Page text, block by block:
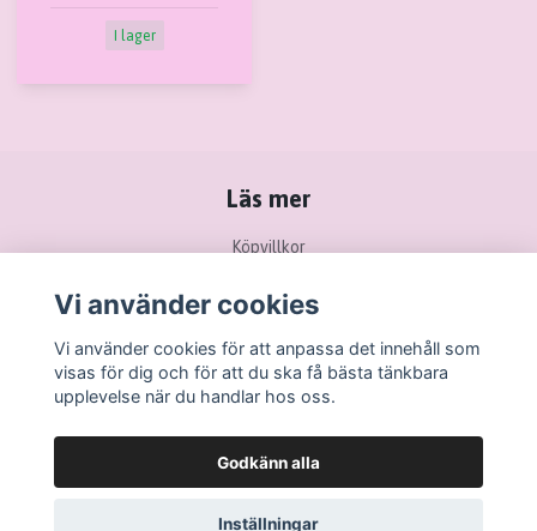
I lager
Läs mer
Köpvillkor
Ångra köp / Retur
Vi använder cookies
Vi använder cookies för att anpassa det innehåll som
visas för dig och för att du ska få bästa tänkbara
upplevelse när du handlar hos oss.
Godkänn alla
Inställningar